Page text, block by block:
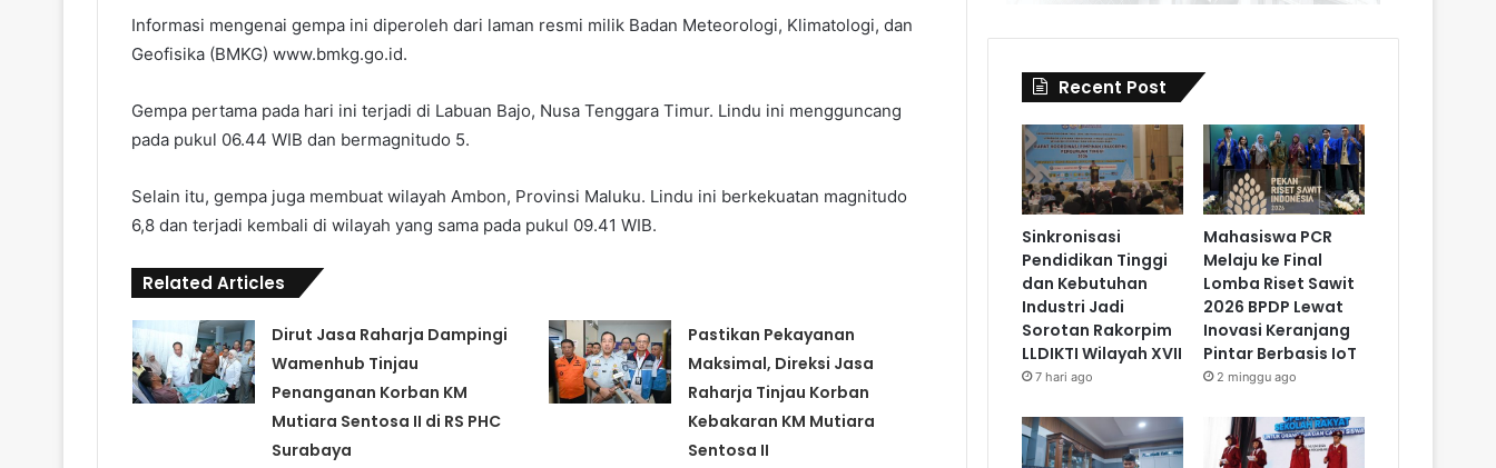
Informasi mengenai gempa ini diperoleh dari laman resmi milik Badan Meteorologi, Klimatologi, dan
Geofisika (BMKG) www.bmkg.go.id.
Gempa pertama pada hari ini terjadi di Labuan Bajo, Nusa Tenggara Timur. Lindu ini mengguncang
pada pukul 06.44 WIB dan bermagnitudo 5.
Selain itu, gempa juga membuat wilayah Ambon, Provinsi Maluku. Lindu ini berkekuatan magnitudo
6,8 dan terjadi kembali di wilayah yang sama pada pukul 09.41 WIB.
Related Articles
Dirut Jasa Raharja Dampingi
Wamenhub Tinjau
Penanganan Korban KM
Mutiara Sentosa II di RS PHC
Surabaya
Pastikan Pekayanan
Maksimal, Direksi Jasa
Raharja Tinjau Korban
Kebakaran KM Mutiara
Sentosa II
Recent Post
Sinkronisasi
Pendidikan Tinggi
dan Kebutuhan
Industri Jadi
Sorotan Rakorpim
LLDIKTI Wilayah XVII
7 hari ago
Mahasiswa PCR
Melaju ke Final
Lomba Riset Sawit
2026 BPDP Lewat
Inovasi Keranjang
Pintar Berbasis IoT
2 minggu ago